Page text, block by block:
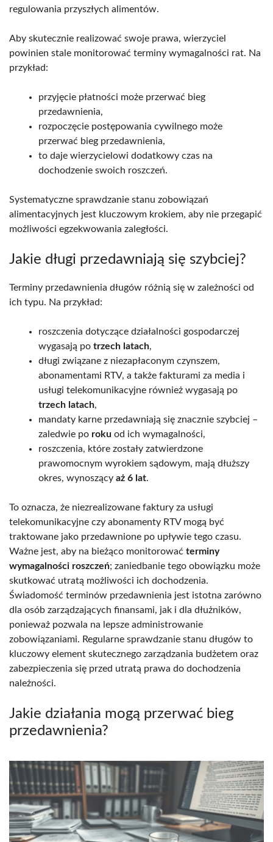
regulowania przyszłych alimentów.
Aby skutecznie realizować swoje prawa, wierzyciel
powinien stale monitorować terminy wymagalności rat. Na
przykład:
przyjęcie płatności może przerwać bieg
przedawnienia,
rozpoczęcie postępowania cywilnego może
przerwać bieg przedawnienia,
to daje wierzycielowi dodatkowy czas na
dochodzenie swoich roszczeń.
Systematyczne sprawdzanie stanu zobowiązań
alimentacyjnych jest kluczowym krokiem, aby nie przegapić
możliwości egzekwowania zaległości.
Jakie długi przedawniają się szybciej?
Terminy przedawnienia długów różnią się w zależności od
ich typu. Na przykład:
roszczenia dotyczące działalności gospodarczej
wygasają po trzech latach,
długi związane z niezapłaconym czynszem,
abonamentami RTV, a także fakturami za media i
usługi telekomunikacyjne również wygasają po
trzech latach,
mandaty karne przedawniają się znacznie szybciej –
zaledwie po roku od ich wymagalności,
roszczenia, które zostały zatwierdzone
prawomocnym wyrokiem sądowym, mają dłuższy
okres, wynoszący aż 6 lat.
To oznacza, że niezrealizowane faktury za usługi
telekomunikacyjne czy abonamenty RTV mogą być
traktowane jako przedawnione po upływie tego czasu.
Ważne jest, aby na bieżąco monitorować terminy
wymagalności roszczeń; zaniedbanie tego obowiązku może
skutkować utratą możliwości ich dochodzenia.
Świadomość terminów przedawnienia jest istotna zarówno
dla osób zarządzających finansami, jak i dla dłużników,
ponieważ pozwala na lepsze administrowanie
zobowiązaniami. Regularne sprawdzanie stanu długów to
kluczowy element skutecznego zarządzania budżetem oraz
zabezpieczenia się przed utratą prawa do dochodzenia
należności.
Jakie działania mogą przerwać bieg
przedawnienia?